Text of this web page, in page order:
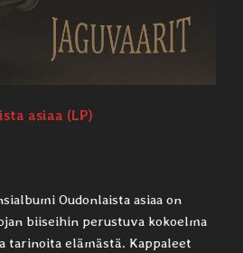
asiaa (LP)
Oudonlaista asiaa on
biiseihin perustuva kokoelma
tarinoita elämästä. Kappaleet